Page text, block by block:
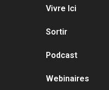
Vivre Ici
Sortir
Podcast
Webinaires